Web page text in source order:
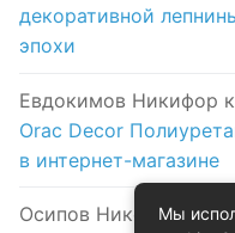
декоративной
эпохи
Евдокимов Никифор
Orac Decor
в интернет-магазине
Осипов Николак
Мы